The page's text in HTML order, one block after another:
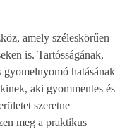
amely széleskörűen
is. Tartósságának,
gyomelnyomó hatásának
aki gyommentes és
szeretne
meg a praktikus